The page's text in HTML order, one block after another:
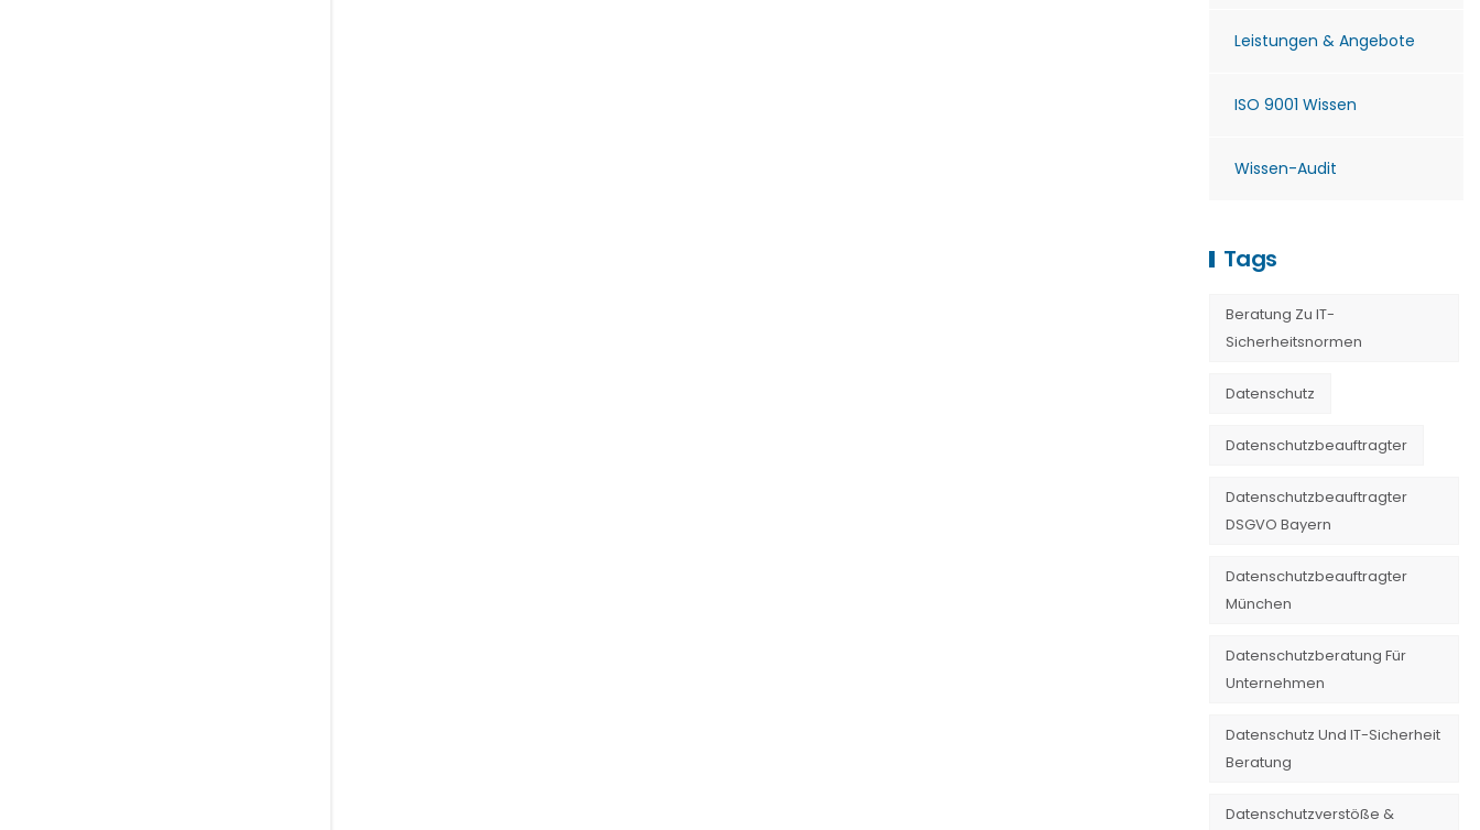
Leistungen & Angebote
ISO 9001 Wissen
Wissen-Audit
Tags
Beratung Zu IT-
Sicherheitsnormen
Datenschutz
Datenschutzbeauftragter
Datenschutzbeauftragter
DSGVO Bayern
Datenschutzbeauftragter
München
Datenschutzberatung Für
Unternehmen
Datenschutz Und IT-Sicherheit
Beratung
Datenschutzverstöße &